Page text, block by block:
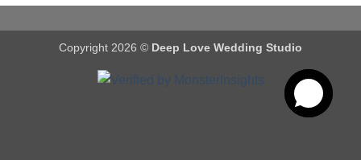
Copyright 2026 © Deep Love Wedding Studio